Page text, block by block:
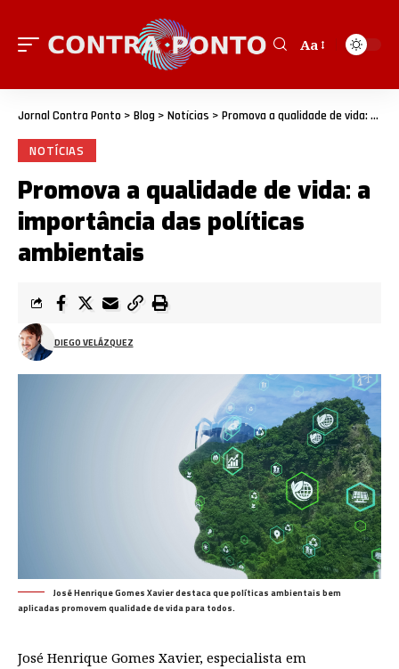
Aa
Jornal Contra Ponto > Blog > Notícias > Promova a qualidade de vida: a importância das políticas ambientais
NOTÍCIAS
Promova a qualidade de vida: a
importância das políticas
ambientais
DIEGO VELÁZQUEZ
José Henrique Gomes Xavier destaca que políticas ambientais bem
aplicadas promovem qualidade de vida para todos.
José Henrique Gomes Xavier, especialista em